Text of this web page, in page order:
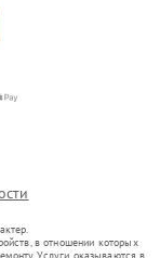
в отношении которых